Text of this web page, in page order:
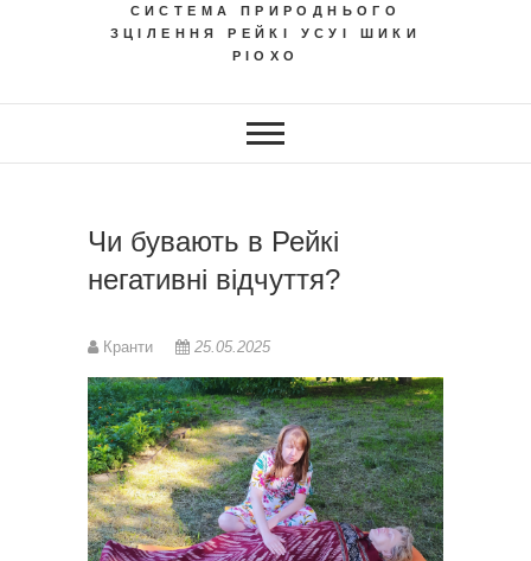
СИСТЕМА ПРИРОДНЬОГО
ЗЦІЛЕННЯ РЕЙКІ УСУІ ШИКИ
РІОХО
Чи бувають в Рейкі
негативні відчуття?
Кранти 25.05.2025